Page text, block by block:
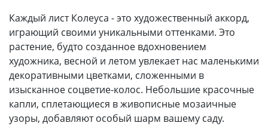
Каждый лист Колеуса - это художественный аккорд,
играющий своими уникальными оттенками. Это
растение, будто созданное вдохновением
художника, весной и летом увлекает нас маленькими
декоративными цветками, сложенными в
изысканное соцветие-колос. Небольшие красочные
капли, сплетающиеся в живописные мозаичные
узоры, добавляют особый шарм вашему саду.